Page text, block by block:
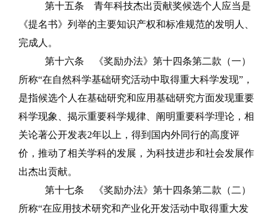
第十五条
青年科技杰出贡献奖候选个人应当是
《提名书》列举的主要知识产权和标准规范的发明人、
完成人。
第十六条
《奖励办法》第十四条第二款（一）
所称“在自然科学基础研究活动中取得重大科学发现”，
是指候选个 人在基础研究和应用基础研究方面发现重要
科学现象、揭示重要科学规律、阐明重要科学理论，相
关论著公开发表2年以上，得到国内外同行的高度评
价，推动了相关学科的发展，为科技进步和社会发展作
出杰出贡献。
第十七条
《奖励办法》第十四条第二款（二）
所称“在应用技术研究和产业化开发活动中取得重大发